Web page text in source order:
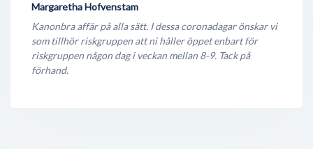
Margaretha Hofvenstam
Kanonbra affär på alla sätt. I dessa coronadagar önskar vi
som tillhör riskgruppen att ni håller öppet enbart för
riskgruppen någon dag i veckan mellan 8-9. Tack på
förhand.